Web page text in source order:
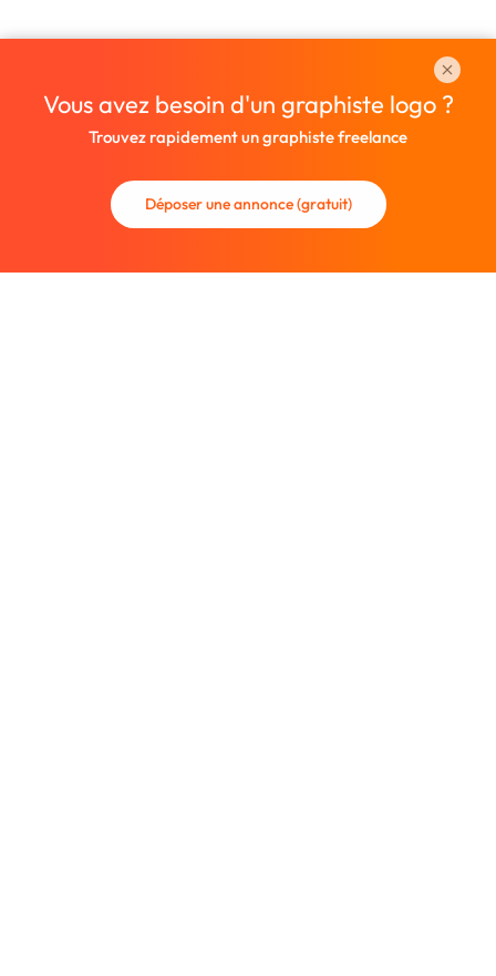
Vous avez besoin d'un graphiste logo ?
Trouvez rapidement un graphiste freelance
Déposer une annonce (gratuit)